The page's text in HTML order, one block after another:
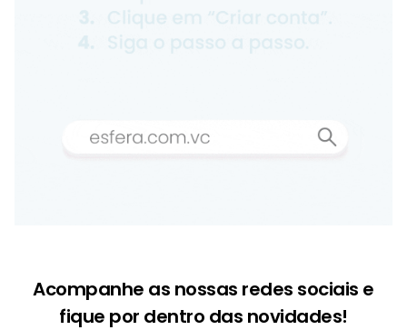
Acompanhe as nossas redes sociais e
fique por dentro das novidades!